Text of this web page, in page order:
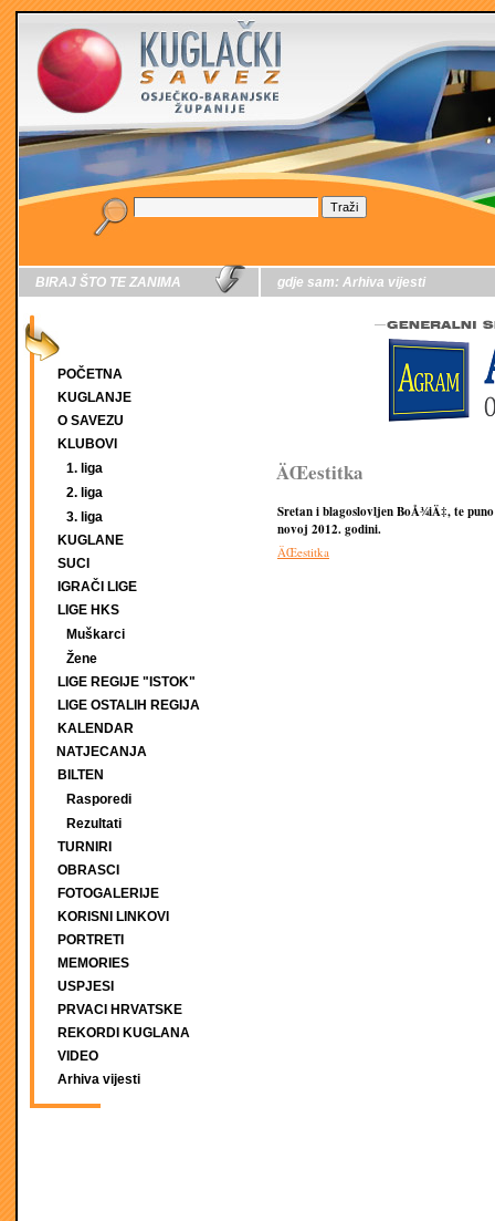
BIRAJ ŠTO TE ZANIMA
POČETNA
KUGLANJE
O SAVEZU
KLUBOVI
1. liga
2. liga
3. liga
KUGLANE
SUCI
IGRAČI LIGE
LIGE HKS
Muškarci
Žene
LIGE REGIJE "ISTOK"
LIGE OSTALIH REGIJA
KALENDAR
NATJECANJA
BILTEN
Rasporedi
Rezultati
TURNIRI
OBRASCI
FOTOGALERIJE
KORISNI LINKOVI
PORTRETI
MEMORIES
USPJESI
PRVACI HRVATSKE
REKORDI KUGLANA
VIDEO
Arhiva vijesti
gdje sam: Arhiva vijesti
ÄŒestitka
Sretan i blagoslovljen BoÅ¾iÄ‡, te
novoj 2012. godini.
ÄŒestitka